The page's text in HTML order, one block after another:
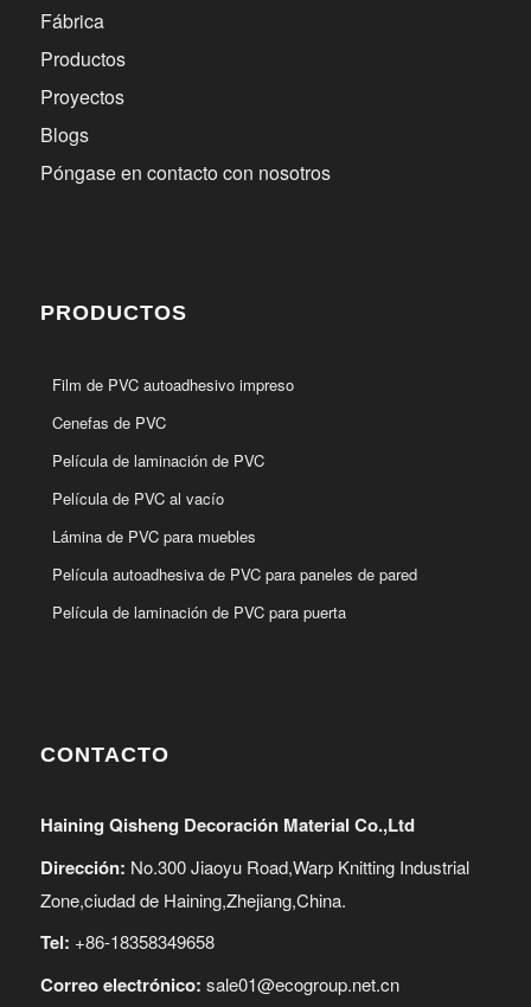
Fábrica
Productos
Proyectos
Blogs
Póngase en contacto con nosotros
PRODUCTOS
Film de PVC autoadhesivo impreso
Cenefas de PVC
Película de laminación de PVC
Película de PVC al vacío
Lámina de PVC para muebles
Película autoadhesiva de PVC para paneles de pared
Película de laminación de PVC para puerta
CONTACTO
Haining Qisheng Decoración Material Co.,Ltd
Dirección: No.300 Jiaoyu Road,Warp Knitting Industrial
Zone,ciudad de Haining,Zhejiang,China.
Tel: +86-18358349658
Correo electrónico: sale01@ecogroup.net.cn